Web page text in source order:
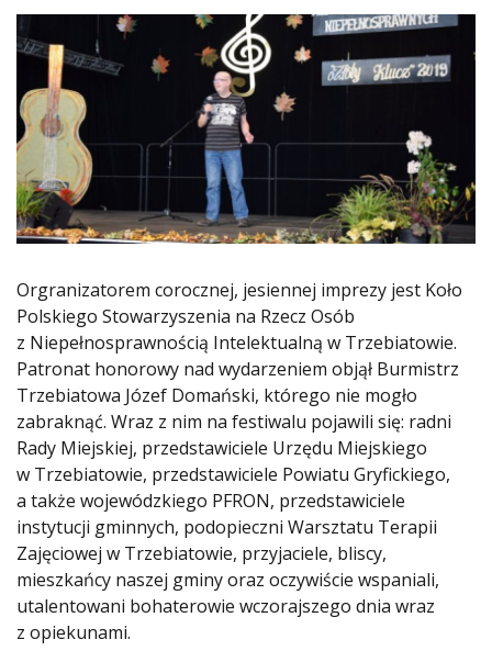
Orgranizatorem corocznej, jesiennej imprezy jest Koło
Polskiego Stowarzyszenia na Rzecz Osób
z Niepełnosprawnością Intelektualną w Trzebiatowie.
Patronat honorowy nad wydarzeniem objął Burmistrz
Trzebiatowa Józef Domański, którego nie mogło
zabraknąć. Wraz z nim na festiwalu pojawili się: radni
Rady Miejskiej, przedstawiciele Urzędu Miejskiego
w Trzebiatowie, przedstawiciele Powiatu Gryfickiego,
a także wojewódzkiego PFRON, przedstawiciele
instytucji gminnych, podopieczni Warsztatu Terapii
Zajęciowej w Trzebiatowie, przyjaciele, bliscy,
mieszkańcy naszej gminy oraz oczywiście wspaniali,
utalentowani bohaterowie wczorajszego dnia wraz
z opiekunami.